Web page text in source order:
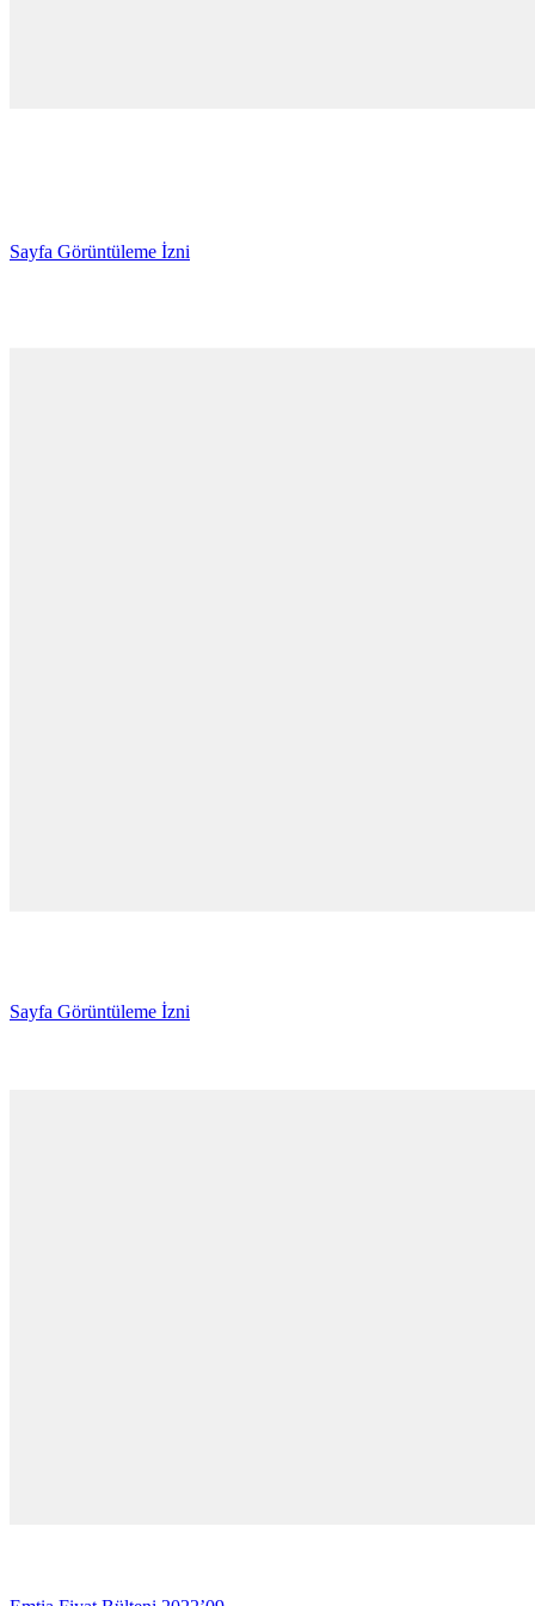
Sayfa Görüntüleme İzni
Sayfa Görüntüleme İzni